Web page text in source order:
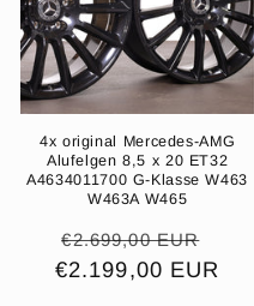
4x original Mercedes-AMG
Alufelgen 8,5 x 20 ET32
A4634011700 G-Klasse W463
W463A W465
Normaler
Preis
€2.699,00 EUR
€2.199,00 EUR